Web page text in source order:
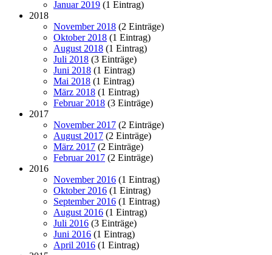
Januar 2019 (1 Eintrag)
2018
November 2018 (2 Einträge)
Oktober 2018 (1 Eintrag)
August 2018 (1 Eintrag)
Juli 2018 (3 Einträge)
Juni 2018 (1 Eintrag)
Mai 2018 (1 Eintrag)
März 2018 (1 Eintrag)
Februar 2018 (3 Einträge)
2017
November 2017 (2 Einträge)
August 2017 (2 Einträge)
März 2017 (2 Einträge)
Februar 2017 (2 Einträge)
2016
November 2016 (1 Eintrag)
Oktober 2016 (1 Eintrag)
September 2016 (1 Eintrag)
August 2016 (1 Eintrag)
Juli 2016 (3 Einträge)
Juni 2016 (1 Eintrag)
April 2016 (1 Eintrag)